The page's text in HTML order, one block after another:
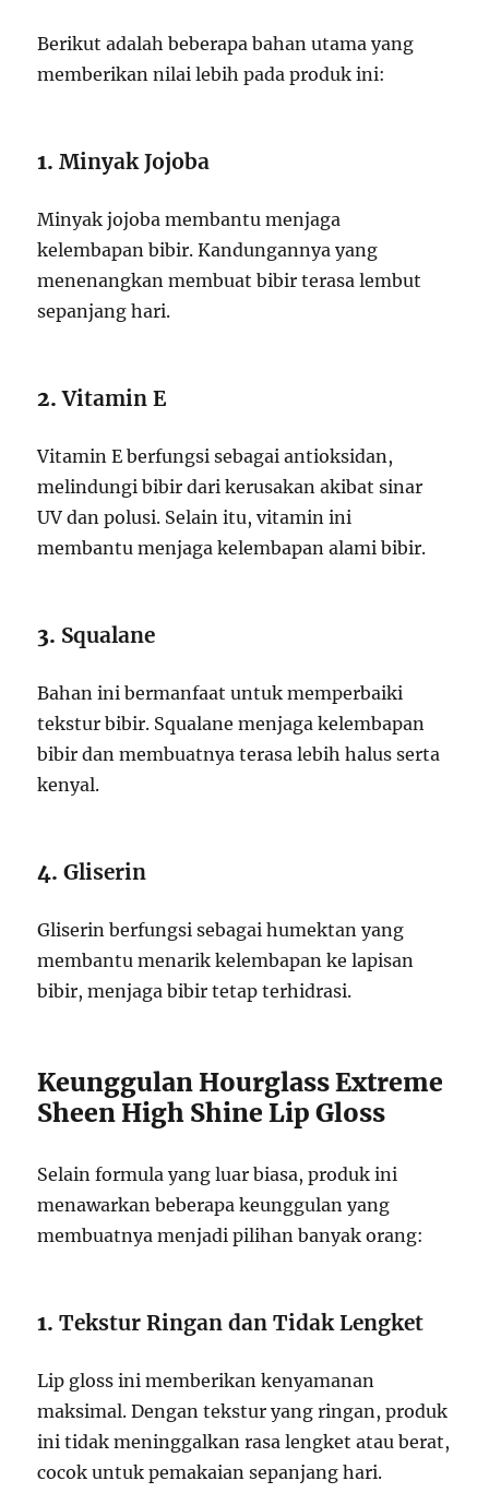
Berikut adalah beberapa bahan utama yang
memberikan nilai lebih pada produk ini:
1.Minyak Jojoba
Minyak jojoba membantu menjaga
kelembapan bibir. Kandungannya yang
menenangkan membuat bibir terasa lembut
sepanjang hari.
2.Vitamin E
Vitamin E berfungsi sebagai antioksidan,
melindungi bibir dari kerusakan akibat sinar
UV dan polusi. Selain itu, vitamin ini
membantu menjaga kelembapan alami bibir.
3. Squalane
Bahan ini bermanfaat untuk memperbaiki
tekstur bibir. Squalane menjaga kelembapan
bibir dan membuatnya terasa lebih halus serta
kenyal.
4.Gliserin
Gliserin berfungsi sebagai humektan yang
membantu menarik kelembapan ke lapisan
bibir, menjaga bibir tetap terhidrasi.
Keunggulan Hourglass Extreme
Sheen High Shine Lip Gloss
Selain formula yang luar biasa, produk ini
menawarkan beberapa keunggulan yang
membuatnya menjadi pilihan banyak orang:
1.Tekstur Ringan dan Tidak Lengket
Lip gloss ini memberikan kenyamanan
maksimal. Dengan tekstur yang ringan, produk
ini tidak meninggalkan rasa lengket atau berat,
cocok untuk pemakaian sepanjang hari.